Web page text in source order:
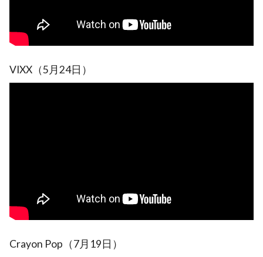
VIXX（5月24日）
Crayon Pop（7月19日）